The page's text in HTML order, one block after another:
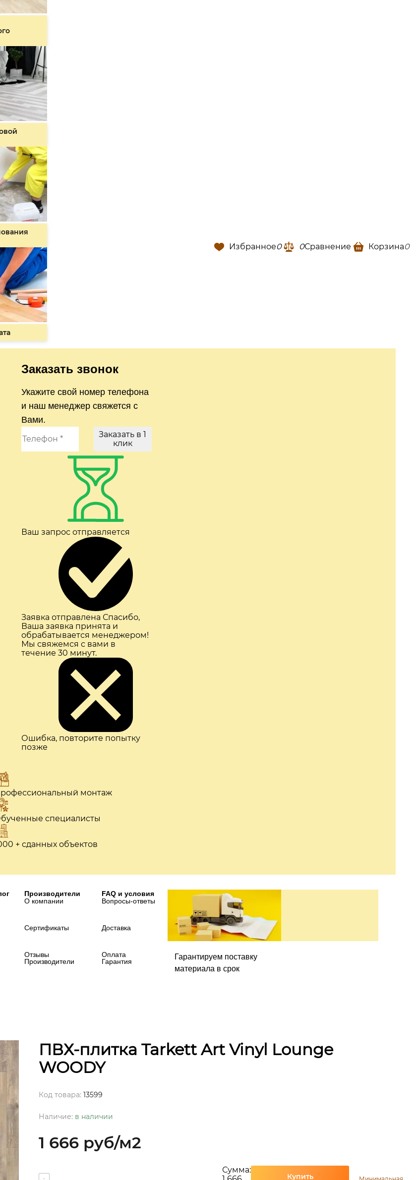
Заказать звонок
Укажите свой номер телефона
и наш менеджер свяжется с
Вами.
Заказать в 1
клик
Ваш запрос отправляется
Заявка отправлена Спасибо,
Ваша заявка принята и
обрабатывается менеджером!
Мы свяжемся с вами в
течение 30 минут.
Ошибка, повторите попытку
позже
монтаж
специалисты
+ сданных объектов
Производители
О компании
Сертификаты
Отзывы
Производители
FAQ и условия
Вопросы-ответы
Доставка
Оплата
Гарантия
Гарантируем поставку
материала в срок
Избранное0 0Сравнение Корзина0
ПВХ-плитка Tarkett Art Vinyl Lounge
WOODY
Код товара: 13599
Наличие: в наличии
1 666 руб/м2
Сумма:
Купить